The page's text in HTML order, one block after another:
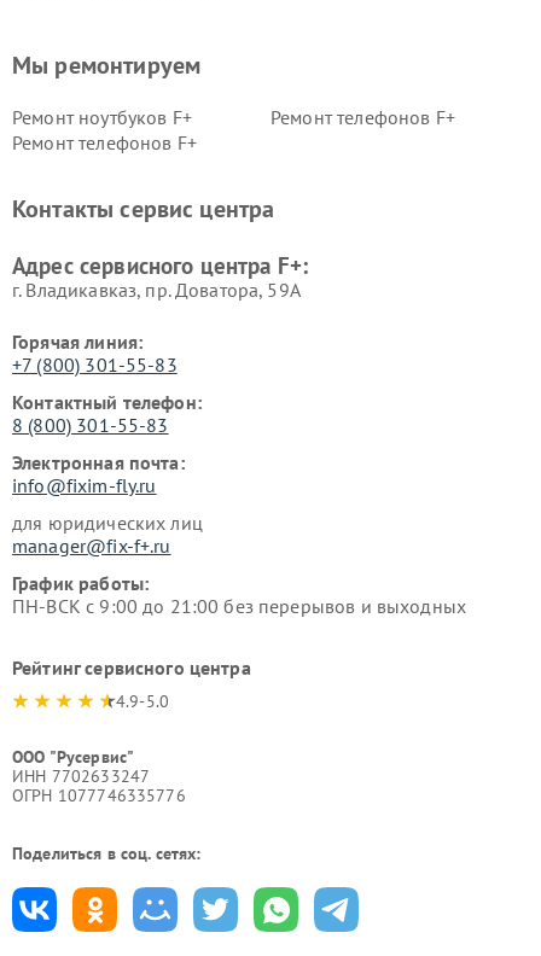
Мы ремонтируем
Ремонт ноутбуков F+
Ремонт телефонов F+
Ремонт телефонов F+
Контакты сервис центра
Адрес сервисного центра F+:
г. Владикавказ, пр. Доватора, 59А
Горячая линия:
+7 (800) 301-55-83
Контактный телефон:
8 (800) 301-55-83
Электронная почта:
info@fixim-fly.ru
для юридических лиц
manager@fix-f+.ru
График работы:
ПН-ВСК с 9:00 до 21:00 без перерывов и выходных
Рейтинг сервисного центра
4.9-5.0
ООО "Русервис"
ИНН 7702633247
ОГРН 1077746335776
Поделиться в соц. сетях: